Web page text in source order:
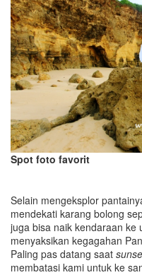
Spot foto favorit
Selain mengeksplor
mendekati karang bolong
juga bisa naik kendaraan ke
menyaksikan kegagahan
Paling pas datang saat
membatasi kami untuk ke